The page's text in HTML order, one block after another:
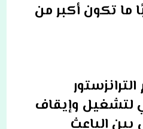
ما تكون أكبر من
لتشغيل وإيقاف